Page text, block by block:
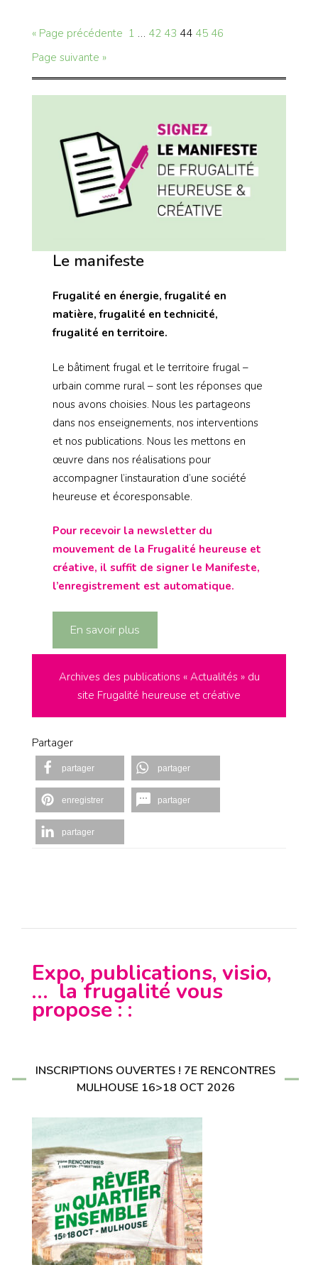
« Page précédente 1 … 42 43 44 45 46
Page suivante »
Le manifeste
Frugalité en énergie, frugalité en
matière, frugalité en technicité,
frugalité en territoire.
Le bâtiment frugal et le territoire frugal –
urbain comme rural – sont les réponses que
nous avons choisies. Nous les partageons
dans nos enseignements, nos interventions
et nos publications. Nous les mettons en
œuvre dans nos réalisations pour
accompagner l’instauration d’une société
heureuse et écoresponsable.
Pour recevoir la newsletter du
mouvement de la Frugalité heureuse et
créative, il suffit de signer le Manifeste,
l’enregistrement est automatique.
En savoir plus
Archives des publications « Actualités » du
site Frugalité heureuse et créative
Partager
partager partager
enregistrer partager
partager
Expo, publications, visio,
… la frugalité vous
propose : :
INSCRIPTIONS OUVERTES ! 7E RENCONTRES
MULHOUSE 16>18 OCT 2026